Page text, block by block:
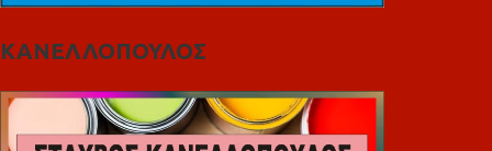
ΚΑΝΕΛΛΟΠΟΥΛΟΣ